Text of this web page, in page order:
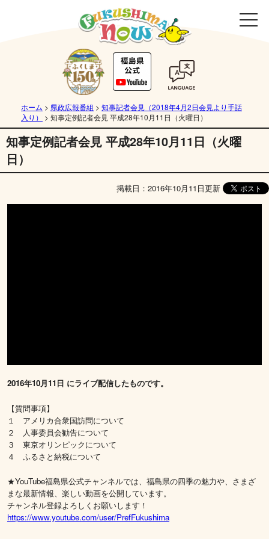
ホーム > 県政広報番組 > 知事記者会見（2018年4月2日会見より手話
入り）
> 知事定例記者会見 平成28年10月11日（火曜日）
知事定例記者会見 平成28年10月11日（火曜
日）
掲載日：2016年10月11日更新
2016年10月11日 にライブ配信したものです。
【質問事項】
１ アメリカ合衆国訪問について
２ 人事委員会勧告について
３ 東京オリンピックについて
４ ふるさと納税について
★YouTube福島県公式チャンネルでは、福島県の四季の魅力や、さまざ
まな最新情報、楽しい動画を公開しています。
チャンネル登録よろしくお願いします！
https://www.youtube.com/user/PrefFukushima